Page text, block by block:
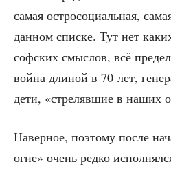
самая ост­ро­со­ци­аль­ная,
дан­ном спис­ке. Тут нет
соф­ских смыс­лов, всё
вой­на дли­ной в 70 лет,
дети, «стре­ляв­шие в наших
Навер­ное, поэто­му после
огне» очень ред­ко